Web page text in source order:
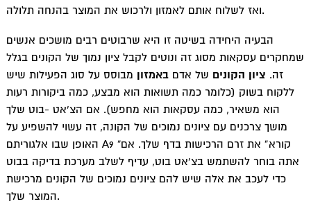
ואז לשלוח אותם לאמזון ולרכוש את המוצר בהנחה תלולה.
הבעיה היחידה בשיטה זו היא שרבוטים רבים מושכים אנשים
שמחקרים עסקאות מסוג זה ונוטים לקבל ציון נמוך של הקונים בגלל
זה. ציון הקונים של אדםבאמזון מבוסס על סוג הפעילות שיש
ללקוח בשוק (כלומר כמה תשואות הוא מבצע, כמה ביקורות רעות
הוא משאיר, כמה עסקאות הוא מחפש). אם הצ’אט -בוט שלך
מושך צרכנים עם ציונים נמוכים של הקונה, זה עשוי להשפיע על
האופן שבו אלגוריתם A9 “קורא” את זרם הרכישות בדף שלך. אם
אתה בוחר להשתמש בצ’אט בוט, עדיף לשלב מערכת בדיקה בבוט
כדי לעכב את אלה שיש להם ציונים נמוכים של הקונים מרכישת
המוצר שלך.